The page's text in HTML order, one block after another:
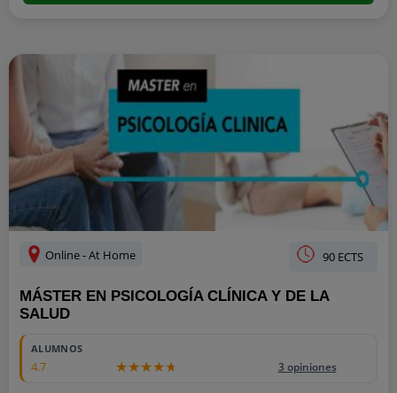
Online - At Home 90 ECTS
MÁSTER EN PSICOLOGÍA CLÍNICA Y DE LA
SALUD
ALUMNOS
4.7 3 opiniones